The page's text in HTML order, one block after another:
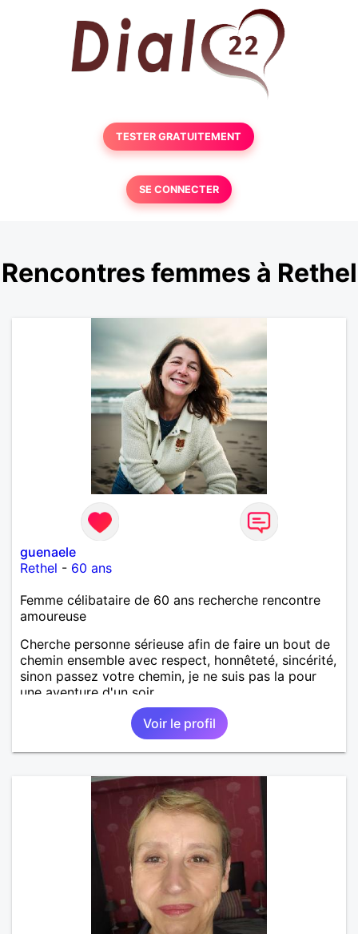
TESTER GRATUITEMENT
SE CONNECTER
Rencontres femmes à Rethel
guenaele
Rethel - 60 ans
Femme célibataire de 60 ans recherche rencontre
amoureuse
Cherche personne sérieuse afin de faire un bout de
chemin ensemble avec respect, honnêteté, sincérité,
sinon passez votre chemin, je ne suis pas la pour
une aventure d'un soir..
Voir le profil